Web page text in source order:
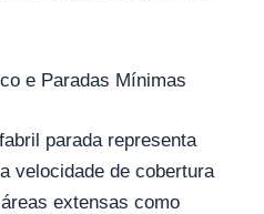
e Paradas Mínimas
parada representa
velocidade de cobertura
extensas como